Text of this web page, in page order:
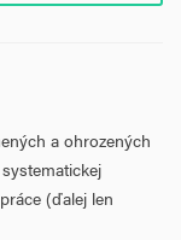
a ohrozených
(ďalej len